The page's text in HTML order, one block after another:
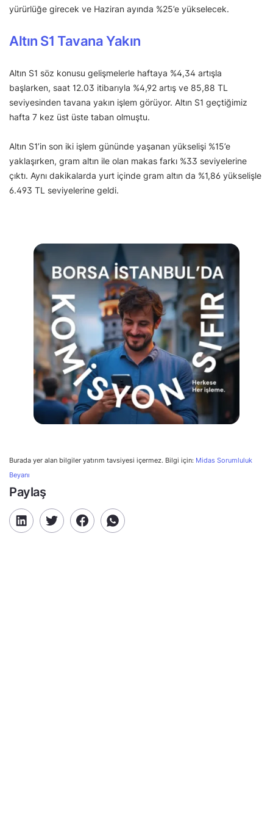
yürürlüğe girecek ve Haziran ayında %25’e yükselecek.
Altın S1 Tavana Yakın
Altın S1 söz konusu gelişmelerle haftaya %4,34 artışla
başlarken, saat 12.03 itibarıyla %4,92 artış ve 85,88 TL
seviyesinden tavana yakın işlem görüyor. Altın S1 geçtiğimiz
hafta 7 kez üst üste taban olmuştu.
Altın S1’in son iki işlem gününde yaşanan yükselişi %15’e
yaklaşırken, gram altın ile olan makas farkı %33 seviyelerine
çıktı. Aynı dakikalarda yurt içinde gram altın da %1,86 yükselişle
6.493 TL seviyelerine geldi.
Burada yer alan bilgiler yatırım tavsiyesi içermez. Bilgi için: Midas Sorumluluk
Beyanı
Paylaş